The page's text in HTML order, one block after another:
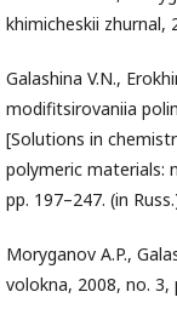
khimicheskii zhurnal,
Galashina V.N.,
modifitsirovaniia
[Solutions in
polymeric materials:
pp. 197–247. (in
Moryganov A.P.,
volokna, 2008, no. 3,